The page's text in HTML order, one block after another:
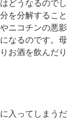
どうなるのでし
を分解すること
ニコチンの悪影
なるのです。母
お酒を飲んだり
入ってしまうだ